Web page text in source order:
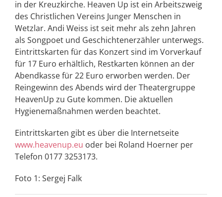
in der Kreuzkirche. Heaven Up ist ein Arbeitszweig
des Christlichen Vereins Junger Menschen in
Wetzlar. Andi Weiss ist seit mehr als zehn Jahren
als Songpoet und Geschichtenerzähler unterwegs.
Eintrittskarten für das Konzert sind im Vorverkauf
für 17 Euro erhältlich, Restkarten können an der
Abendkasse für 22 Euro erworben werden. Der
Reingewinn des Abends wird der Theatergruppe
HeavenUp zu Gute kommen. Die aktuellen
Hygienemaßnahmen werden beachtet.
Eintrittskarten gibt es über die Internetseite
www.heavenup.eu oder bei Roland Hoerner per
Telefon 0177 3253173.
Foto 1: Sergej Falk